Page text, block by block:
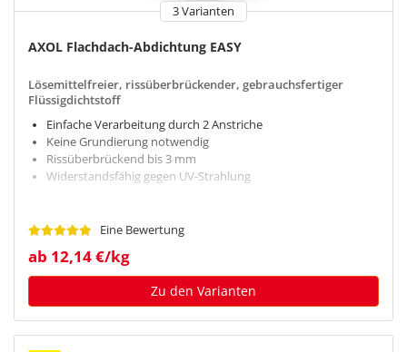
3 Varianten
AXOL Flachdach-Abdichtung EASY
Lösemittelfreier, rissüberbrückender, gebrauchsfertiger
Flüssigdichtstoff
Einfache Verarbeitung durch 2 Anstriche
Keine Grundierung notwendig
Rissüberbrückend bis 3 mm
Widerstandsfähig gegen UV-Strahlung
Eine Bewertung
ab 12,14 €/kg
Zu den Varianten